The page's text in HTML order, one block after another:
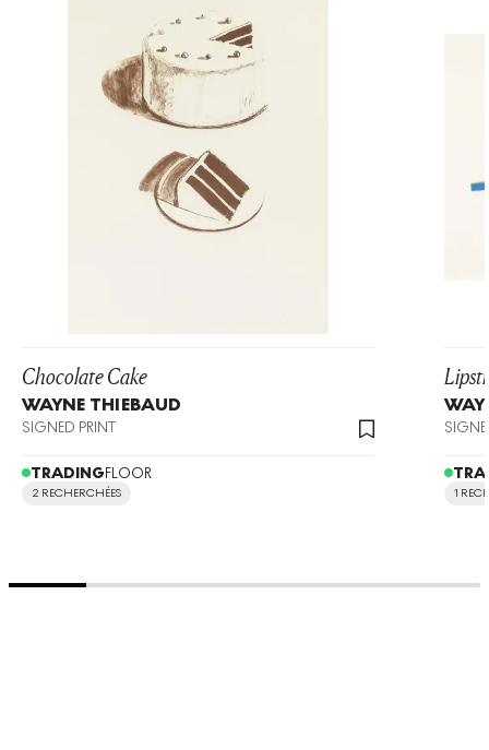
Chocolate Cake
WAYNE THIEBAUD
SIGNED PRINT
TRADINGFLOOR
2 RECHERCHÉES 1